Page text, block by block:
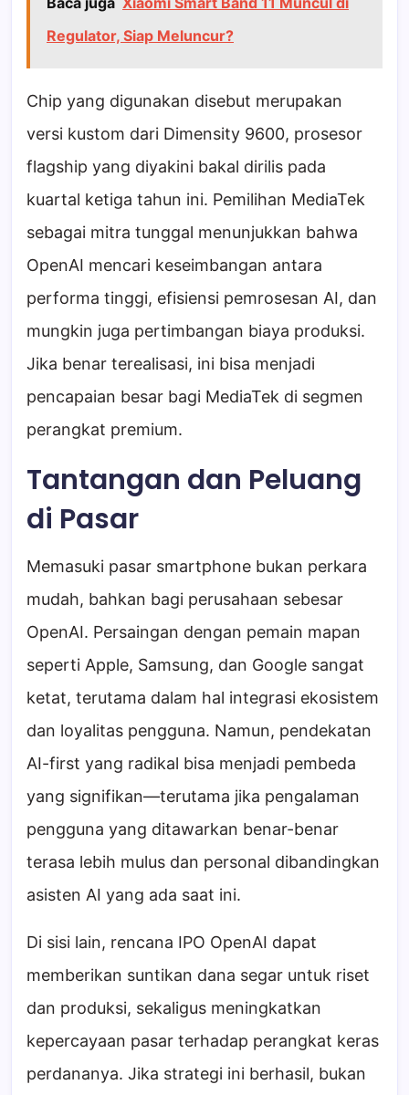
Regulator, Siap Meluncur?
Chip yang digunakan disebut merupakan
versi kustom dari Dimensity 9600, prosesor
flagship yang diyakini bakal dirilis pada
kuartal ketiga tahun ini. Pemilihan MediaTek
sebagai mitra tunggal menunjukkan bahwa
OpenAI mencari keseimbangan antara
performa tinggi, efisiensi pemrosesan AI, dan
mungkin juga pertimbangan biaya produksi.
Jika benar terealisasi, ini bisa menjadi
pencapaian besar bagi MediaTek di segmen
perangkat premium.
Tantangan dan Peluang
di Pasar
Memasuki pasar smartphone bukan perkara
mudah, bahkan bagi perusahaan sebesar
OpenAI. Persaingan dengan pemain mapan
seperti Apple, Samsung, dan Google sangat
ketat, terutama dalam hal integrasi ekosistem
dan loyalitas pengguna. Namun, pendekatan
AI-first yang radikal bisa menjadi pembeda
yang signifikan—terutama jika pengalaman
pengguna yang ditawarkan benar-benar
terasa lebih mulus dan personal dibandingkan
asisten AI yang ada saat ini.
Di sisi lain, rencana IPO OpenAI dapat
memberikan suntikan dana segar untuk riset
dan produksi, sekaligus meningkatkan
kepercayaan pasar terhadap perangkat keras
perdananya. Jika strategi ini berhasil, bukan